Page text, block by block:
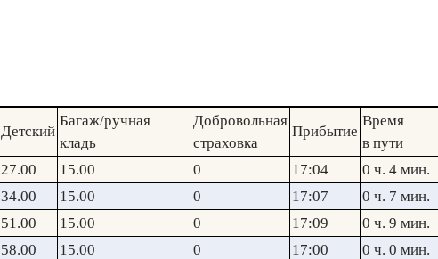
Детский
Багаж/ручная
кладь
Добровольная
страховка
Прибытие
Время
в пути
27.00 15.00 0 17:04
0 ч. 4 мин.
34.00 15.00 0 17:07
0 ч. 7 мин.
51.00 15.00 0 17:09
0 ч. 9 мин.
58.00 15.00 0 17:00
0 ч. 0 мин.